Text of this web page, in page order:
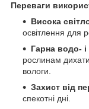
Переваги
Висока
освітлення для
Гарна водо- і
рослинам дихати
вологи.
Захист від
спекотні дні.